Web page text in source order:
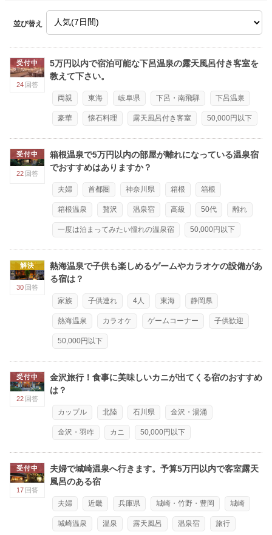
並び替え
受付中
24 回答
5万円以内で宿泊可能な下呂温泉の露天風呂付き客室を
教えて下さい。
両親 東海 岐阜県 下呂・南飛騨 下呂温泉
豪華 懐石料理 露天風呂付き客室 50,000円以下
受付中
22 回答
箱根温泉で5万円以内の部屋が離れになっている温泉宿
でおすすめはありますか？
夫婦 首都圏 神奈川県 箱根 箱根
箱根温泉 贅沢 温泉宿 高級 50代 離れ
一度は泊まってみたい憧れの温泉宿 50,000円以下
解決
30 回答
熱海温泉で子供も楽しめるゲームやカラオケの設備があ
る宿は？
家族 子供連れ 4人 東海 静岡県
熱海温泉 カラオケ ゲームコーナー 子供歓迎
50,000円以下
受付中
22 回答
金沢旅行！食事に美味しいカニが出てくる宿のおすすめ
は？
カップル 北陸 石川県 金沢・湯涌
金沢・羽咋 カニ 50,000円以下
受付中
17 回答
夫婦で城崎温泉へ行きます。予算5万円以内で客室露天
風呂のある宿
夫婦 近畿 兵庫県 城崎・竹野・豊岡 城崎
城崎温泉 温泉 露天風呂 温泉宿 旅行